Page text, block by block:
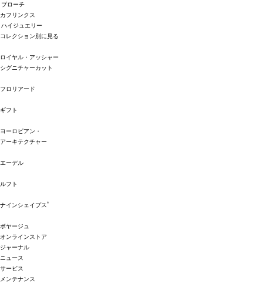
ブローチ
カフリンクス
ハイジュエリー
コレクション別に見る
ロイヤル・アッシャー
シグニチャーカット
フロリアード
ギフト
ヨーロピアン・
アーキテクチャー
エーデル
ルフト
ナインシェイプス®
ボヤージュ
オンラインストア
ジャーナル
ニュース
サービス
メンテナンス